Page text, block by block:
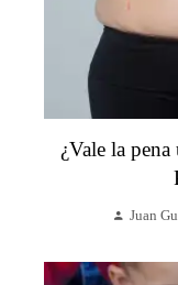
¿Vale la
Juan